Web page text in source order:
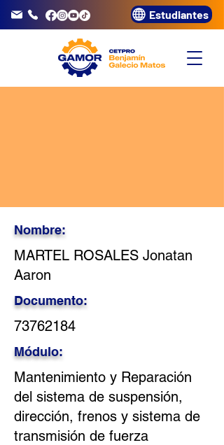
3320072 Estudiantes
Nombre:
MARTEL ROSALES Jonatan
Aaron
Documento:
73762184
Módulo:
Mantenimiento y Reparación
del sistema de suspensión,
dirección, frenos y sistema de
transmisión de fuerza